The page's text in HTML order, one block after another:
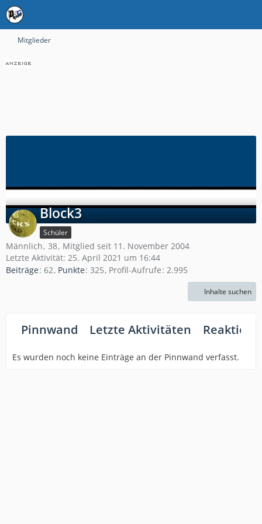
Mitglieder
Block3
Schüler
Männlich 38 Mitglied seit 11. November 2004
Letzte Aktivität: 25. April 2021 um 16:44
Beiträge 62 Punkte 325 Profil-Aufrufe 2.995
Inhalte suchen
Pinnwand Letzte Aktivitäten
Es wurden noch keine Einträge an der Pinnwand verfasst.